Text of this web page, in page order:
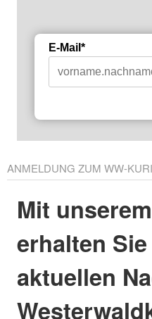
E-Mail*
ANMELDUNG ZUM WW-
Mit
erhalten
aktuellen